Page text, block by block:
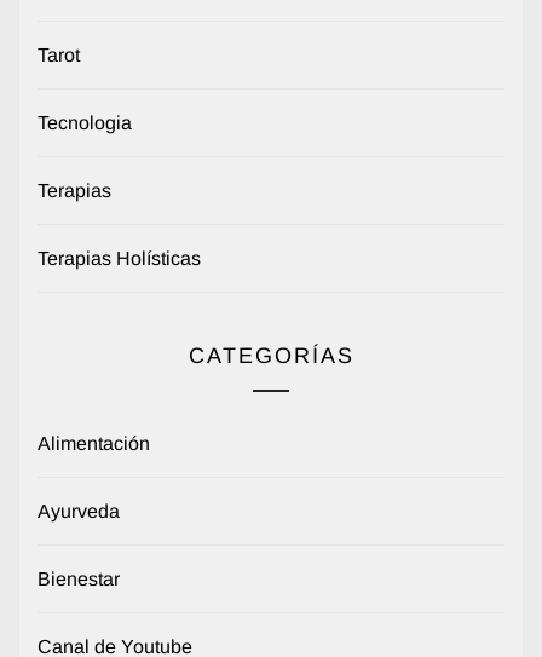
Tarot
Tecnologia
Terapias
Terapias Holísticas
CATEGORÍAS
Alimentación
Ayurveda
Bienestar
Canal de Youtube